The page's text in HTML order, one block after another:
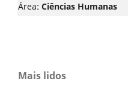
Área: Ciências Humanas
Mais lidos